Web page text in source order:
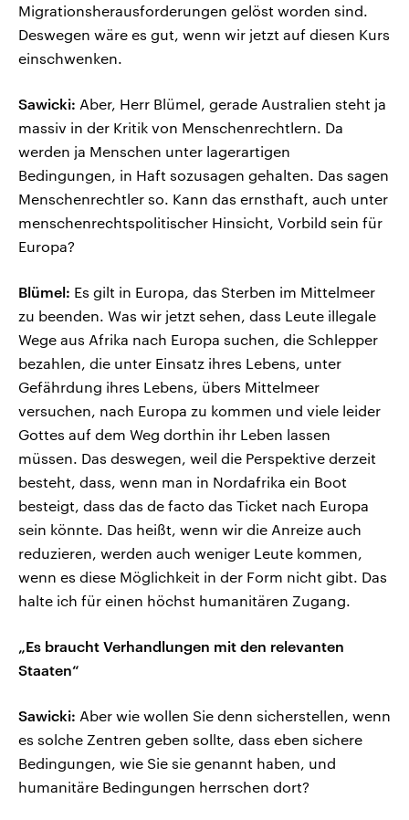
Migrationsherausforderungen gelöst worden sind.
Deswegen wäre es gut, wenn wir jetzt auf diesen Kurs
einschwenken.
Sawicki: Aber, Herr Blümel, gerade Australien steht ja
massiv in der Kritik von Menschenrechtlern. Da
werden ja Menschen unter lagerartigen
Bedingungen, in Haft sozusagen gehalten. Das sagen
Menschenrechtler so. Kann das ernsthaft, auch unter
menschenrechtspolitischer Hinsicht, Vorbild sein für
Europa?
Blümel: Es gilt in Europa, das Sterben im Mittelmeer
zu beenden. Was wir jetzt sehen, dass Leute illegale
Wege aus Afrika nach Europa suchen, die Schlepper
bezahlen, die unter Einsatz ihres Lebens, unter
Gefährdung ihres Lebens, übers Mittelmeer
versuchen, nach Europa zu kommen und viele leider
Gottes auf dem Weg dorthin ihr Leben lassen
müssen. Das deswegen, weil die Perspektive derzeit
besteht, dass, wenn man in Nordafrika ein Boot
besteigt, dass das de facto das Ticket nach Europa
sein könnte. Das heißt, wenn wir die Anreize auch
reduzieren, werden auch weniger Leute kommen,
wenn es diese Möglichkeit in der Form nicht gibt. Das
halte ich für einen höchst humanitären Zugang.
„Es braucht Verhandlungen mit den relevanten
Staaten“
Sawicki: Aber wie wollen Sie denn sicherstellen, wenn
es solche Zentren geben sollte, dass eben sichere
Bedingungen, wie Sie sie genannt haben, und
humanitäre Bedingungen herrschen dort?